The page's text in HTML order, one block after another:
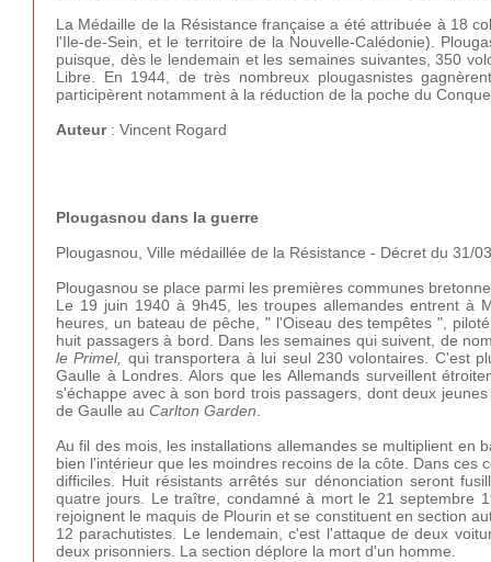
La Médaille de la Résistance française a été attribuée à 18
l'Ile-de-Sein, et le territoire de la Nouvelle-Calédonie).
puisque, dès le lendemain et les semaines suivantes, 350
Libre. En 1944, de très nombreux plougasnistes
participèrent notamment à la réduction de la poche du
Auteur: Vincent Rogard
Plougasnou dans la guerre
Plougasnou, Ville médaillée de la Résistance - Décret du 31/
Plougasnou se place parmi les premières communes
Le 19 juin 1940 à 9h45, les troupes allemandes entrent à
heures, un bateau de pêche, " l'Oiseau des tempêtes ",
huit passagers à bord. Dans les semaines qui suivent, de
le Primel, qui transportera à lui seul 230 volontaires. C'est
Gaulle à Londres. Alors que les Allemands surveillent
s'échappe avec à son bord trois passagers, dont deux
de Gaulle au Carlton Garden
Au fil des mois, les installations allemandes se multiplient en
bien l'intérieur que les moindres recoins de la côte. Dans
difficiles. Huit résistants arrêtés sur dénonciation seront
quatre jours. Le traître, condamné à mort le 21 septembre
rejoignent le maquis de Plourin et se constituent en section
12 parachutistes. Le lendemain, c'est l'attaque de deux
deux prisonniers. La section déplore la mort d'un homme.